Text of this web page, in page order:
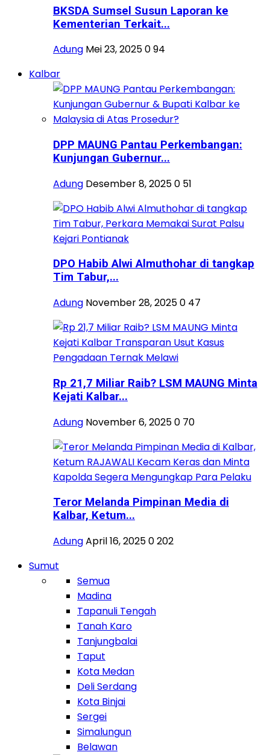
BKSDA Sumsel Susun Laporan ke
Kementerian Terkait...
Adung Mei 23, 2025094
Kalbar
DPP MAUNG Pantau Perkembangan:
Kunjungan Gubernur...
Adung Desember 8, 20250 51
DPO Habib Alwi Almuthohar di tangkap
Tim Tabur,...
Adung November 28, 20250 47
Rp 21,7 Miliar Raib? LSM MAUNG Minta
Kejati Kalbar...
Adung November 6, 20250 70
Teror Melanda Pimpinan Media di
Kalbar, Ketum...
AdungApril 16, 20250202
Sumut
Semua
Madina
Tapanuli Tengah
Tanah Karo
Tanjungbalai
Taput
Kota Medan
Deli Serdang
Kota Binjai
Sergei
Simalungun
Belawan